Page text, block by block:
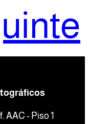
AAC - Piso 1